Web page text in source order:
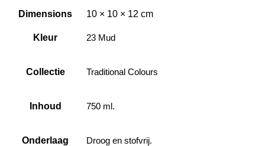
Dimensions 10 × 10 × 12 cm
Kleur 23 Mud
Collectie Traditional Colours
Inhoud 750 ml.
Onderlaag Droog en stofvrij.